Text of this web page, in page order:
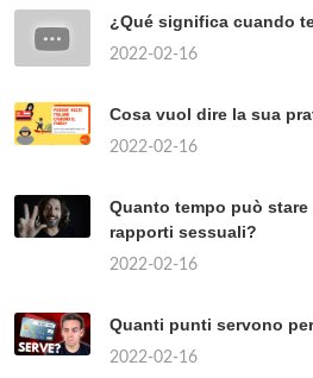
¿Qué significa cuando
2022-02-16
Cosa vuol dire la sua
2022-02-16
Quanto tempo può
rapporti sessuali?
2022-02-16
Quanti punti servono
2022-02-16